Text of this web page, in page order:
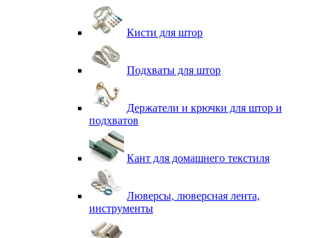
Кисти для штор
Подхваты для штор
Держатели и крючки для штор и
подхватов
Кант для домашнего текстиля
Люверсы, люверсная лента,
инструменты